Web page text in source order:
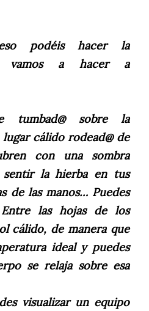
podéis hacer la
vamos a hacer a
tumbad@ sobre la
cálido rodead@ de
con una sombra
sentir la hierba en tus
de las manos… Puedes
las hojas de los
cálido, de manera que
ideal y puedes
se relaja sobre esa
visualizar un equipo